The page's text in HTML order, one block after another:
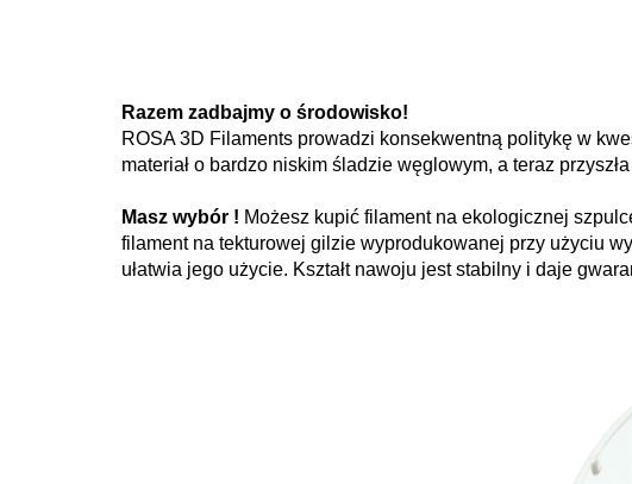
Razem zadbajmy o środowisko!
ROSA 3D Filaments prowadzi konsekwentną politykę w
materiał o bardzo niskim śladzie węglowym, a teraz
Masz wybór ! Możesz kupić filament na ekologicznej
filament na tekturowej gilzie wyprodukowanej przy użyciu
ułatwia jego użycie. Kształt nawoju jest stabilny i daje